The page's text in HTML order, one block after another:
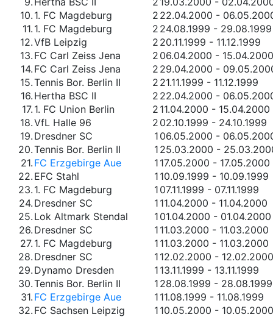
10. 1. FC Magdeburg 2 22.04.2000 -
11. 1. FC Magdeburg 2 24.08.1999 - 29.08.1999
12.VfB Leipzig 2 20.11.1999 - 11.12.1999
13. FC Carl Zeiss Jena 2 06.04.2000 - 15.04.2000
14. FC Carl Zeiss Jena 2 29.04.2000 -
15.Tennis Bor. Berlin II 2 21.11.1999 - 11.12.1999
16. Hertha BSC II 2 22.04.2000 -
17. 1. FC Union Berlin 2 11.04.2000 - 15.04.2000
18.VfL Halle 96 2 02.10.1999 - 24.10.1999
19. Dresdner SC 1 06.05.2000 -
20.Tennis Bor. Berlin II 1 25.03.2000 -
21. FC Erzgebirge Aue 1 17.05.2000 - 17.05.2000
22. EFC Stahl 1 10.09.1999 - 10.09.1999
23. 1. FC Magdeburg 1 07.11.1999 - 07.11.1999
24. Dresdner SC 1 11.04.2000 - 11.04.2000
25. Lok Altmark Stendal 1 01.04.2000 - 01.04.2000
26. Dresdner SC 1 11.03.2000 - 11.03.2000
27. 1. FC Magdeburg 1 11.03.2000 - 11.03.2000
28. Dresdner SC 1 12.02.2000 - 12.02.2000
29. Dynamo Dresden 1 13.11.1999 - 13.11.1999
30.Tennis Bor. Berlin II 1 28.08.1999 - 28.08.1999
31. FC Erzgebirge Aue 1 11.08.1999 - 11.08.1999
32. FC Sachsen Leipzig 1 10.05.2000 - 10.05.2000